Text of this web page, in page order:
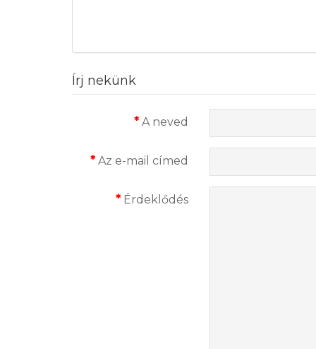
Írj nekünk
A neved
Az e-mail címed
Érdeklődés